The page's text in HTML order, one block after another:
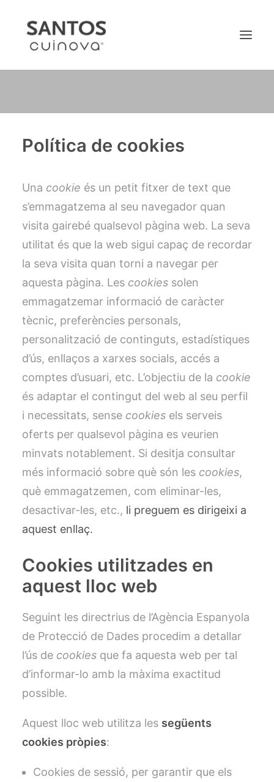
MOBILIARI
ÀREA PROFESSIONALS
BLOG
RESERVA CITA PRÈVIA
Català
Política de cookies
Una cookie és un petit fitxer de text que
s’emmagatzema al seu navegador quan
visita gairebé qualsevol pàgina web. La seva
utilitat és que la web sigui capaç de recordar
la seva visita quan torni a navegar per
aquesta pàgina. Les cookies solen
emmagatzemar informació de caràcter
tècnic, preferències personals,
personalització de continguts, estadístiques
d’ús, enllaços a xarxes socials, accés a
comptes d’usuari, etc. L’objectiu de la cookie
és adaptar el contingut del web al seu perfil
i necessitats, sense cookies els serveis
oferts per qualsevol pàgina es veurien
minvats notablement. Si desitja consultar
més informació sobre què són les cookies,
què emmagatzemen, com eliminar-les,
desactivar-les, etc., li preguem es dirigeixi a
aquest enllaç.
Cookies utilitzades en
aquest lloc web
Seguint les directrius de l’Agència Espanyola
de Protecció de Dades procedim a detallar
l’ús de cookies que fa aquesta web per tal
d’informar-lo amb la màxima exactitud
possible.
Aquest lloc web utilitza les següents
cookies pròpies:
Cookies de sessió, per garantir que els